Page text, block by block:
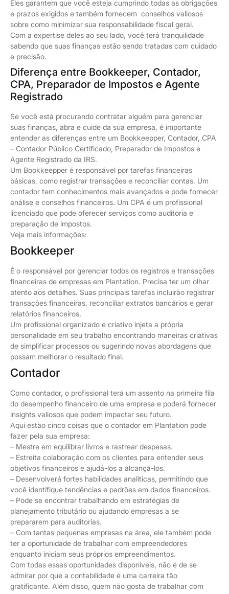
Eles garantem que você esteja cumprindo todas as obrigações
e prazos exigidos e também fornecem conselhos valiosos
sobre como minimizar sua responsabilidade fiscal geral.
Com a expertise deles ao seu lado, você terá tranquilidade
sabendo que suas finanças estão sendo tratadas com cuidado
e precisão.
Diferença entre Bookkeeper, Contador,
CPA, Preparador de Impostos e Agente
Registrado
Se você está procurando contratar alguém para gerenciar
suas finanças, abra e cuide da sua empresa, é importante
entender as diferenças entre um Bookkeepper, Contador, CPA
– Contador Público Certificado, Preparador de Impostos e
Agente Registrado da IRS.
Um Bookkeepper é responsável por tarefas financeiras
básicas, como registrar transações e reconciliar contas. Um
contador tem conhecimentos mais avançados e pode fornecer
análise e conselhos financeiros. Um CPA é um profissional
licenciado que pode oferecer serviços como auditoria e
preparação de impostos.
Veja mais informações:
Bookkeeper
É o responsável por gerenciar todos os registros e transações
financeiras de empresas em Plantation. Precisa ter um olhar
atento aos detalhes. Suas principais tarefas incluirão registrar
transações financeiras, reconciliar extratos bancários e gerar
relatórios financeiros.
Um profissional organizado e criativo injeta a própria
personalidade em seu trabalho encontrando maneiras criativas
de simplificar processos ou sugerindo novas abordagens que
possam melhorar o resultado final.
Contador
Como contador, o profissional terá um assento na primeira fila
do desempenho financeiro de uma empresa e poderá fornecer
insights valiosos que podem impactar seu futuro.
Aqui estão cinco coisas que o contador em Plantation pode
fazer pela sua empresa:
– Mestre em equilibrar livros e rastrear despesas.
– Estreita colaboração com os clientes para entender seus
objetivos financeiros e ajudá-los a alcançá-los.
– Desenvolverá fortes habilidades analíticas, permitindo que
você identifique tendências e padrões em dados financeiros.
– Pode se encontrar trabalhando em estratégias de
planejamento tributário ou ajudando empresas a se
prepararem para auditorias.
– Com tantas pequenas empresas na área, ele também pode
ter a oportunidade de trabalhar com empreendedores
enquanto iniciam seus próprios empreendimentos.
Com todas essas oportunidades disponíveis, não é de se
admirar por que a contabilidade é uma carreira tão
gratificante. Além disso, quem não gosta de trabalhar com